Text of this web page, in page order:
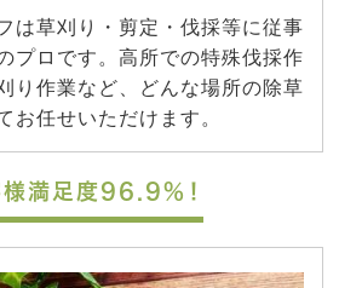
は草刈り・剪定・伐採等に従事
プロです。高所での特殊伐採作
り作業など、どんな場所の除草
お任せいただけます。
満足度96.9%！